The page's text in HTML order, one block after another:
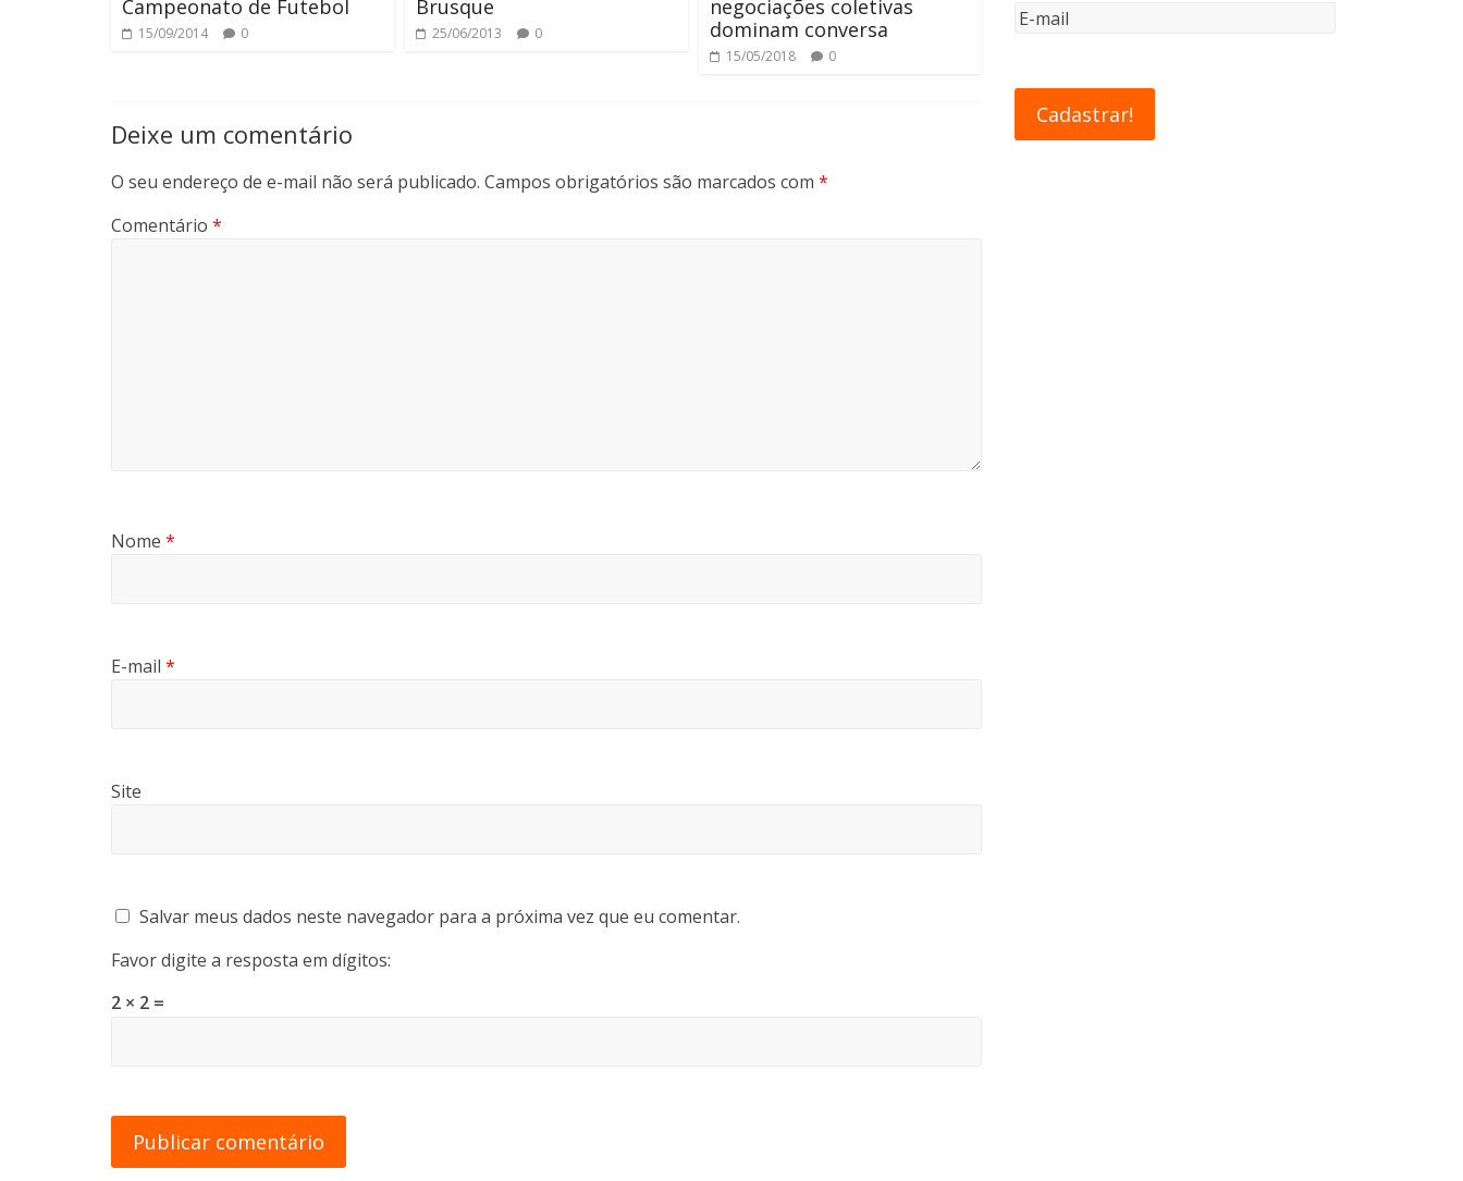
Campeonato de Futebol
15/09/2014 0
Brusque
25/06/2013 0
negociações coletivas
dominam conversa
15/05/2018 0
Deixe um comentário
O seu endereço de e-mail não será publicado. Campos obrigatórios são marcados com *
Comentário *
Nome *
E-mail *
Site
Salvar meus dados neste navegador para a próxima vez que eu comentar.
Favor digite a resposta em dígitos:
2 × 2 =